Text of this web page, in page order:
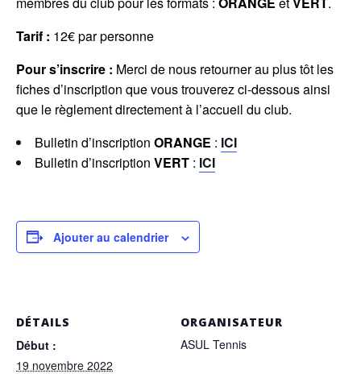
Tarif : 12€ par personne
Pour s’inscrire : Merci de nous retourner au plus tôt les
fiches d’inscription que vous trouverez ci-dessous ainsi
que le règlement directement à l’accueil du club.
Bulletin d’inscription ORANGE : ICI
Bulletin d’inscription VERT : ICI
Ajouter au calendrier
DÉTAILS
Début :
19 novembre 2022
ORGANISATEUR
ASUL Tennis